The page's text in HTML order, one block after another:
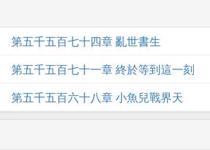
第五千五百七十四章 亂世書生
第五千五百七十一章 終於等到這一刻
第五千五百六十八章 小魚兒戰界天